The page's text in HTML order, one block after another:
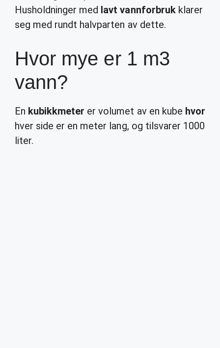
Husholdninger med lavt vannforbrukklarer
seg med rundt halvparten av dette.
Hvor mye er 1 m3
vann?
En kubikkmeter er volumet av en kube hvor
hver side er en meter lang, og tilsvarer 1000
liter.